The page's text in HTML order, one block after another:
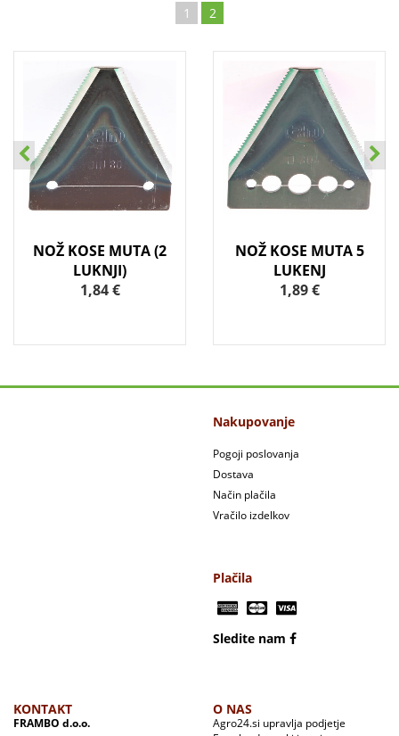
1 2
NOŽ KOSE MUTA (2
LUKNJI)
1,84 €
NOŽ KOSE MUTA 5
LUKENJ
1,89 €
Nakupovanje
Pogoji poslovanja
Dostava
Način plačila
Vračilo izdelkov
Plačila
Sledite nam
KONTAKT
FRAMBO d.o.o.
O NAS
Agro24.si upravlja podjetje